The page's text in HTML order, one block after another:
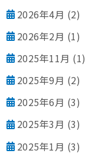
2026年4月 (2)
2026年2月 (1)
2025年11月 (1)
2025年9月 (2)
2025年6月 (3)
2025年3月 (3)
2025年1月 (3)